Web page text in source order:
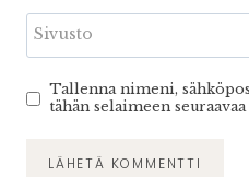
Sivusto
Tallenna nimeni,
tähän selaimeen